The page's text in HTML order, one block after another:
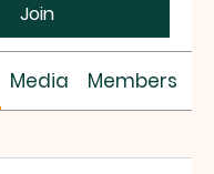
Join
Media Members